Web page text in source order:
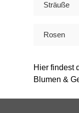
Sträuße
Rosen
Hier findest
Blumen &